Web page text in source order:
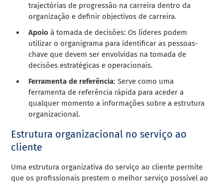
trajectórias de progressão na carreira dentro da
organização e definir objectivos de carreira.
Apoio à tomada de decisões: Os líderes podem
utilizar o organigrama para identificar as pessoas-
chave que devem ser envolvidas na tomada de
decisões estratégicas e operacionais.
Ferramenta de referência: Serve como uma
ferramenta de referência rápida para aceder a
qualquer momento a informações sobre a estrutura
organizacional.
Estrutura organizacional no serviço ao
cliente
Uma estrutura organizativa do serviço ao cliente permite
que os profissionais prestem o melhor serviço possível ao